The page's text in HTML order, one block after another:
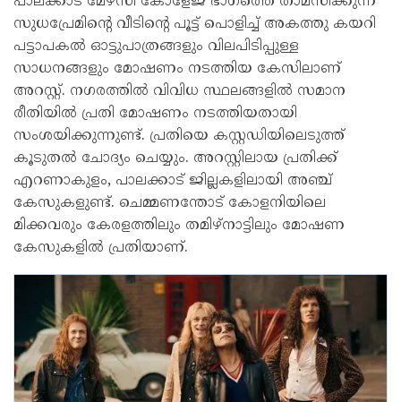
സുധപ്രേമിന്റെ വീടിന്റെ പൂട്ട് പൊളിച്ച് അകത്തു കയറി
പട്ടാപകല്‍ ഓട്ടുപാത്രങ്ങളും വിലപിടിപ്പുള്ള
സാധനങ്ങളും മോഷണം നടത്തിയ കേസിലാണ്
അറസ്റ്റ്. നഗരത്തില്‍ വിവിധ സ്ഥലങ്ങളില്‍ സമാന
രീതിയില്‍ പ്രതി മോഷണം നടത്തിയതായി
സംശയിക്കുന്നുണ്ട്. പ്രതിയെ കസ്റ്റഡിയിലെടുത്ത്
കൂടുതല്‍ ചോദ്യം ചെയ്യും. അറസ്റ്റിലായ പ്രതിക്ക്
എറണാകുളം, പാലക്കാട് ജില്ലകളിലായി അഞ്ച്
കേസുകളുണ്ട്. ചെമ്മണന്തോട് കോളനിയിലെ
മിക്കവരും കേരളത്തിലും തമിഴ്‌നാട്ടിലും മോഷണ
കേസുകളില്‍ പ്രതിയാണ്.